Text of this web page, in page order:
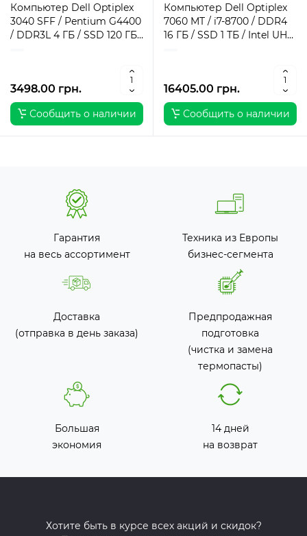
Компьютер Dell Optiplex
3040 SFF / Pentium G4400
/ DDR3L 4 ГБ / SSD 120 ГБ /
3498.00 грн.
Сообщить о наличии
Компьютер Dell Optiplex
7060 MT / i7-8700 / DDR4
16 ГБ / SSD 1 ТБ / Intel UHD
16405.00 грн.
Сообщить о наличии
Гарантия
на весь ассортимент
Техника из Европы
бизнес-сегмента
Доставка
(отправка в день заказа)
Предпродажная
подготовка
(чистка и замена
термопасты)
Большая
экономия
14 дней
на возврат
Хотите быть в курсе всех акций и скидок?